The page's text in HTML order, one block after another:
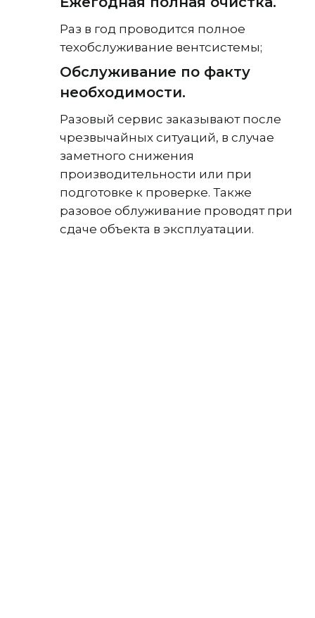
Раз в год проводится полное
техобслуживание вентсистемы;
Обслуживание по факту
необходимости.
Разовый сервис заказывают после
чрезвычайных ситуаций, в случае
заметного снижения
производительности или при
подготовке к проверке. Также
разовое облуживание проводят при
сдаче объекта в эксплуатации.